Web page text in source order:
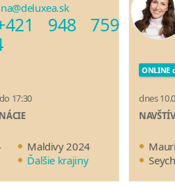
948 759
17:30
Maldivy 2024
Ďalšie krajiny
ONLINE
dnes